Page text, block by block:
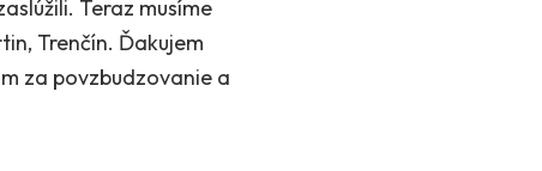
Teraz musíme
Trenčín. Ďakujem
za povzbudzovanie a